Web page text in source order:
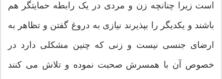
است زیرا چنانچه زن و مردی در یک رابطه حمایتگر هم
باشند و یکدیگر را بپذیرند نیازی به دروغ گفتن و تظاهر به
ارضای جنسی نیست و زنی که چنين مشکلی دارد در
خصوص آن با همسرش صحبت نموده و تلاش می کنند